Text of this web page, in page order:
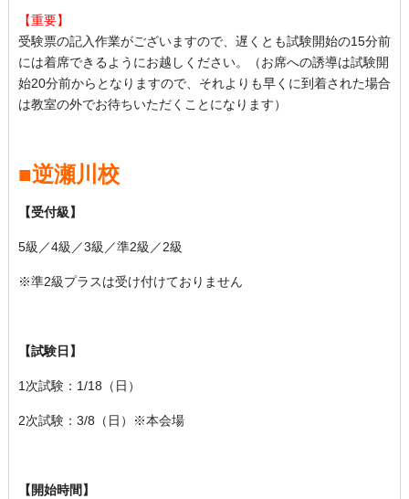
【重要】
受験票の記入作業がございますので、遅くとも試験開始の15分前
には着席できるようにお越しください。（お席への誘導は試験開
始20分前からとなりますので、それよりも早くに到着された場合
は教室の外でお待ちいただくことになります）
■逆瀬川校
【受付級】
5級／4級／3級／準2級／2級
※準2級プラスは受け付けておりません
【試験日】
1次試験：1/18 （日）
2次試験：3/8 （日）※本会場
【開始時間】